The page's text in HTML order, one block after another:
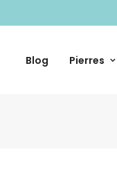
Blog Pierres